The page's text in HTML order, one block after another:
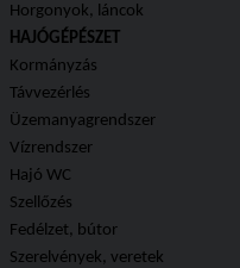
Horgonyok, láncok
HAJÓGÉPÉSZET
Kormányzás
Távvezérlés
Üzemanyagrendszer
Vízrendszer
Hajó WC
Szellőzés
Fedélzet, bútor
Szerelvények, veretek